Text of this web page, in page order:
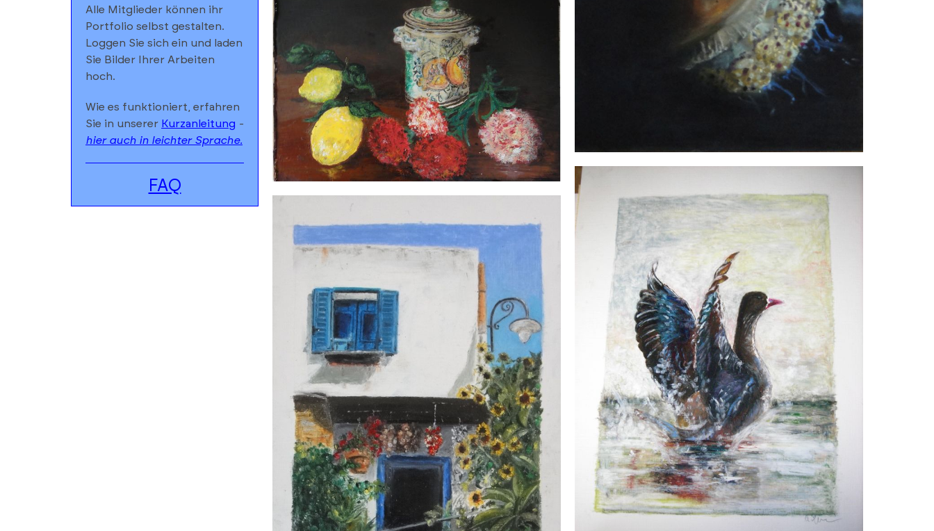
Alle Mitglieder können ihr
Portfolio selbst gestalten.
Loggen Sie sich ein und laden
Sie Bilder Ihrer Arbeiten
hoch.
Wie es funktioniert, erfahren
Sie in unserer Kurzanleitung -
hier auch in leichter Sprache.
FAQ